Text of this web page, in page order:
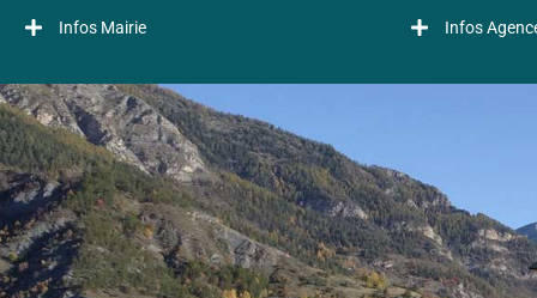
Infos Mairie Infos